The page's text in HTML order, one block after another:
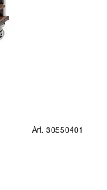
Art. 30550401